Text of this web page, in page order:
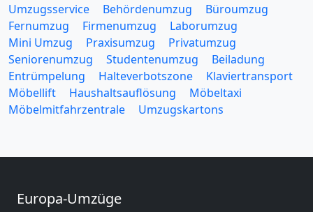
Umzugsservice Behördenumzug
Büroumzug
Fernumzug
Firmenumzug
Laborumzug
Mini Umzug
Praxisumzug
Privatumzug
Seniorenumzug
Studentenumzug
Beiladung
Entrümpelung
Halteverbotszone
Klaviertransport
Möbellift
Haushaltsauflösung
Möbeltaxi
Möbelmitfahrzentrale
Umzugskartons
Europa-Umzüge